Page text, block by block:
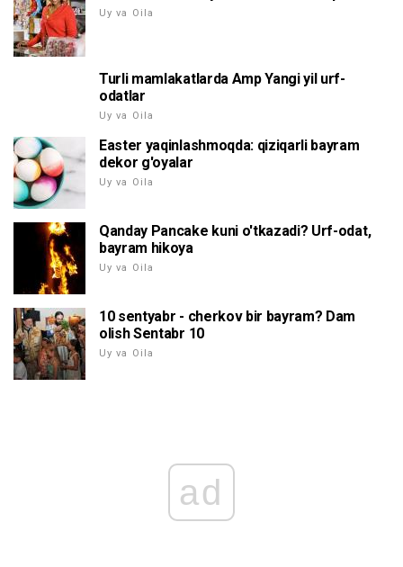
Uy va Oila
Turli mamlakatlarda Amp Yangi yil urf-
odatlar
Uy va Oila
Easter yaqinlashmoqda: qiziqarli bayram
dekor g'oyalar
Uy va Oila
Qanday Pancake kuni o'tkazadi? Urf-odat,
bayram hikoya
Uy va Oila
10 sentyabr - cherkov bir bayram? Dam
olish Sentabr 10
Uy va Oila
ad